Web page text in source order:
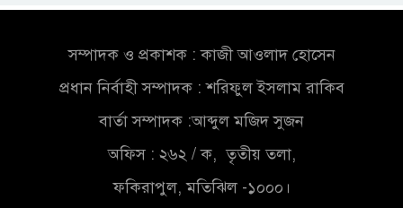
খালেকের ইন্তেকাল
অগ্রযাত্রায় নতুন অধ্যায়
বাংলাদেশে বর্তমানে স্থিতিশীল
এখনই উপযুক্ত সময়
সম্পাদক ও প্রকাশক : কাজী আওলাদ হোসেন
প্রধান নির্বাহী সম্পাদক : শরিফুল ইসলাম রাকিব
বার্তা সম্পাদক :আব্দুল মজিদ সুজন
অফিস : ২৬২ / ক, তৃতীয় তলা,
ফকিরাপুল, মতিঝিল -১০০০।